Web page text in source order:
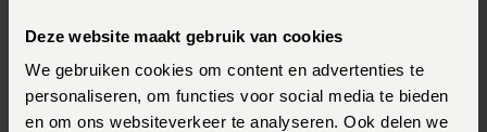
Deze website maakt gebruik van cookies
We gebruiken cookies om content en advertenties te
personaliseren, om functies voor social media te bieden
en om ons websiteverkeer te analyseren. Ook delen we